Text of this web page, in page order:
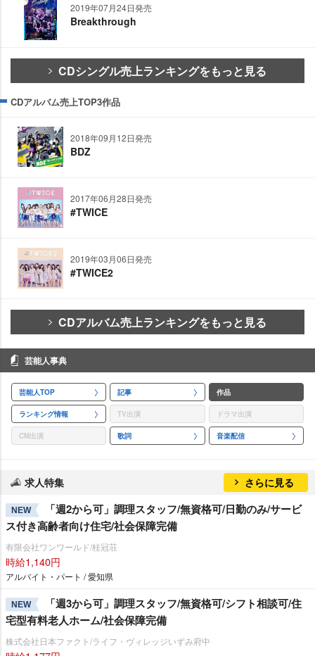
2019年07月24日発売
Breakthrough
CDシングル売上ランキングをもっと見る
CDアルバム売上TOP3作品
2018年09月12日発売
BDZ
2017年06月28日発売
#TWICE
2019年03月06日発売
#TWICE2
CDアルバム売上ランキングをもっと見る
芸能人事典
芸能人TOP 記事 作品
ランキング情報 TV出演 ドラマ出演
CM出演 歌詞 音楽配信
求人特集 さらに見る
NEW
「週2から可」調理スタッフ/無資格可/日勤のみ/サービ
ス付き高齢者向け住宅/社会保障完備
有限会社ワンワールド/桂冠荘
時給1,140円
アルバイト・パート / 愛知県
NEW
「週3から可」調理スタッフ/無資格可/シフト相談可/住
宅型有料老人ホーム/社会保障完備
株式会社日本ファクト/ライフ・ヴィレッジいずみ府中